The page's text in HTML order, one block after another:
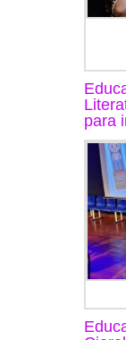
para